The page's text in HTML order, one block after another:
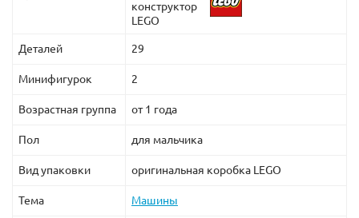
конструктор
LEGO
Деталей 29
Минифигурок 2
Возрастная группа от 1 года
Пол для мальчика
Вид упаковки оригинальная коробка LEGO
Тема Машины